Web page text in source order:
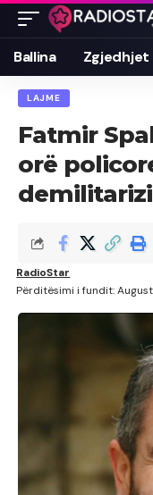
Ballina
LAJME
Fatmir
orë
Përditësimi i fundit:
RadioStar